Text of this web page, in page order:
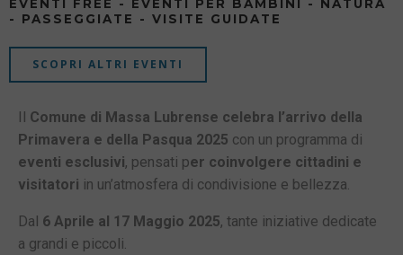
EVENTI FREE - EVENTI PER BAMBINI - NATURA
- PASSEGGIATE - VISITE GUIDATE
SCOPRI ALTRI EVENTI
Comune di Massa Lubrense celebra l’arrivo della
Primavera e della Pasqua 2025 con un programma di
eventi esclusivi, pensati per coinvolgere cittadini e
visitatori in un’atmosfera di condivisione e bellezza.
Dal 6 Aprile al 17 Maggio 2025, tante iniziative dedicate
a grandi e piccoli.